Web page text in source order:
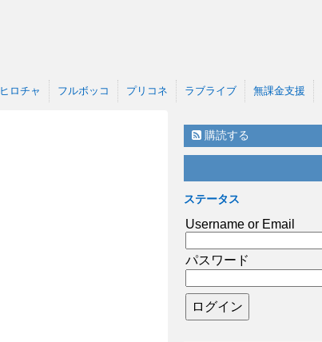
ヒロチャ フルボッコ プリコネ ラブライブ 無課金支援
購読する
ステータス
Username or Email
パスワード